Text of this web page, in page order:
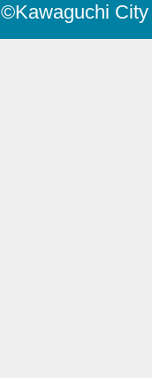
©Kawaguchi City